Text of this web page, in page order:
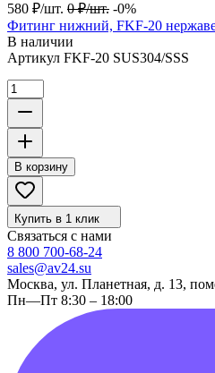
580 ₽/шт. 0 ₽/шт. -0%
Фитинг нижний, FKF-20
В наличии
Артикул FKF-20 SUS304/SSS
В корзину
Купить в 1 клик
Связаться с нами
8 800 700-68-24
sales@av24.su
Москва, ул. Планетная, д. 13,
Пн—Пт 8:30 – 18:00